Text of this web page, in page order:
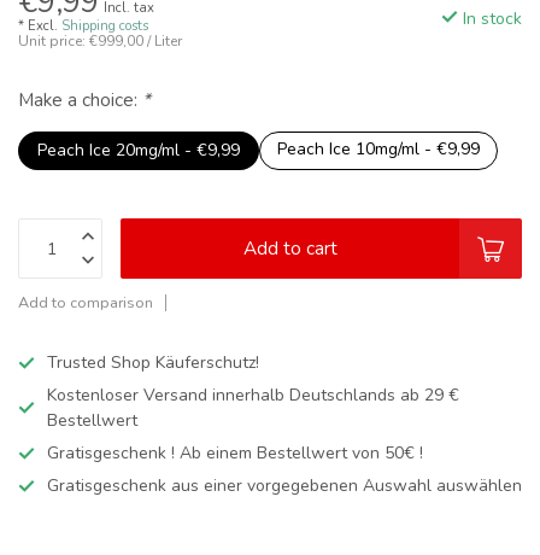
Incl. tax
* Excl. Shipping costs
Unit price: €999,00 / Liter
In stock
Make a choice: *
Peach Ice 20mg/ml - €9,99 Peach Ice 10mg/ml - €9,99
Add to cart
Add to comparison
Trusted Shop Käuferschutz!
Kostenloser Versand innerhalb Deutschlands ab 29 €
Bestellwert
Gratisgeschenk ! Ab einem Bestellwert von 50€ !
Gratisgeschenk aus einer vorgegebenen Auswahl auswählen